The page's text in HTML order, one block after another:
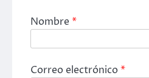
Nombre*
Correo electrónico*